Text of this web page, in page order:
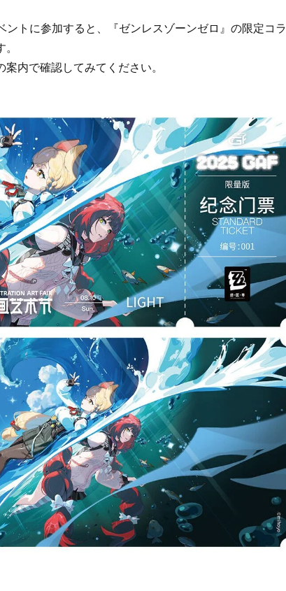
ントに参加すると、『ゼンレスゾーンゼロ』の限定コラ
内で確認してみてください。